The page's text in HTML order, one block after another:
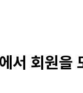
서 회원을